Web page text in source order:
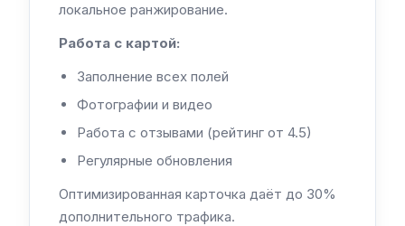
локальное ранжирование.
Работа с картой:
Заполнение всех полей
Фотографии и видео
Работа с отзывами (рейтинг от 4.5)
Регулярные обновления
Оптимизированная карточка даёт до 30%
дополнительного трафика.